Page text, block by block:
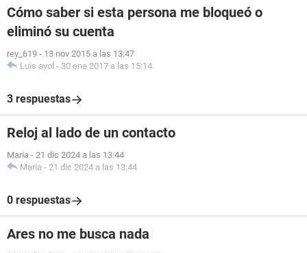
Cómo saber si esta persona me bloqueó o
eliminó su cuenta
rey_619 - 13 nov 2015 a las 13:47
Luis ayol - 30 ene 2017 a las 15:14
3 respuestas
Reloj al lado de un contacto
Maria - 21 dic 2024 a las 13:44
Maria - 21 dic 2024 a las 13:44
0 respuestas
Ares no me busca nada